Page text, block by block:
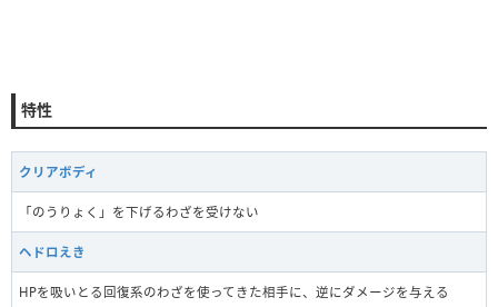
特性
クリアボディ
「のうりょく」を下げるわざを受けない
ヘドロえき
HPを吸いとる回復系のわざを使ってきた相手に、逆にダメージを与える